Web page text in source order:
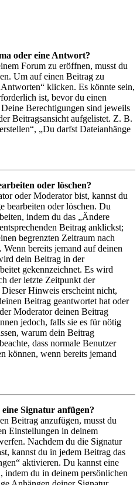
oder eine Antwort?
Forum zu eröffnen, musst du
Um auf einen Beitrag zu
klicken. Es könnte sein,
ist, bevor du einen
Berechtigungen sind jeweils
Beitragsansicht aufgelistet. Z. B.
„Du darfst Dateianhänge
oder löschen?
oder Moderator bist, kannst du
bearbeiten oder löschen. Du
indem du das „Ändere
Beitrag anklickst;
begrenzten Zeitraum nach
bereits jemand auf deinen
dein Beitrag in der
gekennzeichnet. Es wird
der letzte Zeitpunkt der
Hinweis erscheint nicht,
Beitrag geantwortet hat oder
Moderator deinen Beitrag
jedoch, falls sie es für nötig
warum dein Beitrag
dass normale Benutzer
können, wenn bereits jemand
Signatur anfügen?
Beitrag anzufügen, musst du
Einstellungen in deinem
Nachdem du die Signatur
kannst du in jedem Beitrag das
aktivieren. Du kannst eine
indem du in deinem persönlichen